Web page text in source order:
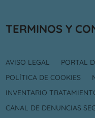
TERMINOS Y
AVISO LEGAL PORTAL
POLÍTICA DE COOKIES
INVENTARIO
CANAL DE DENUNCIAS